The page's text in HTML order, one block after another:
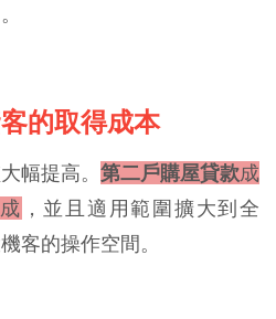
的取得成本
幅提高。 第二戶購屋貸款成
，並且適用範圍擴大到全
客的操作空間。